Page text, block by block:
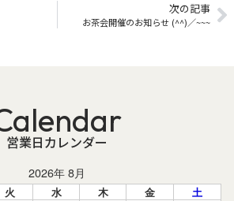
次の記事
お茶会開催のお知らせ (^^)／~~~
営業日カレンダー
2026年 8月
火 水 木 金 土